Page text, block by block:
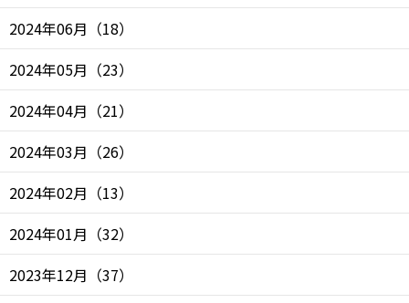
2024年06月 （18）
2024年05月 （23）
2024年04月 （21）
2024年03月 （26）
2024年02月 （13）
2024年01月 （32）
2023年12月 （37）